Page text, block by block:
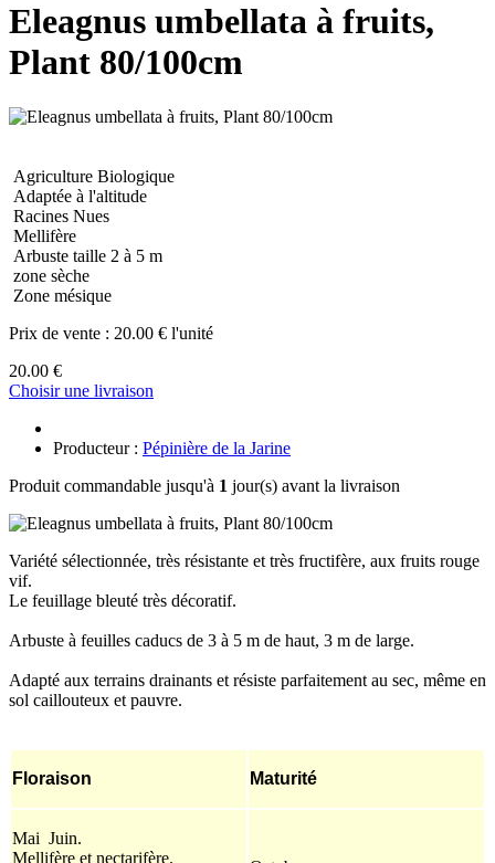
Eleagnus umbellata à fruits,
Plant 80/100cm
Agriculture Biologique
Adaptée à l'altitude
Racines Nues
Mellifère
Arbuste taille 2 à 5 m
zone sèche
Zone mésique
Prix de vente : 20.00 € l'unité
20.00 €
Choisir une livraison
Producteur : Pépinière de la Jarine
Produit commandable jusqu'à 1 jour(s) avant la livraison
Variété sélectionnée, très résistante et très fructifère, aux fruits rouge
vif.
Le feuillage bleuté très décoratif.
Arbuste à feuilles caducs de 3 à 5 m de haut, 3 m de large.
Adapté aux terrains drainants et résiste parfaitement au sec, même en
sol caillouteux et pauvre.
Floraison Maturité
Mai Juin.
Mellifère et nectarifère.